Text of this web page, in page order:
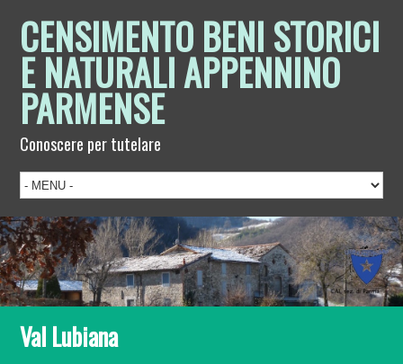
CENSIMENTO BENI STORICI
E NATURALI APPENNINO
PARMENSE
Conoscere per tutelare
Val Lubiana